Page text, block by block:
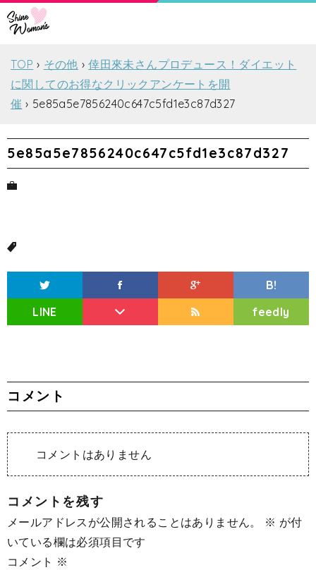
TOP その他
倖田來未さんプロデュース！ダイエット
に関してのお得なクリックアンケートを開
催
5e85a5e7856240c647c5fd1e3c87d327
5e85a5e7856240c647c5fd1e3c87d327
B!
LINE
feedly
コメント
コメントはありません
コメントを残す
メールアドレスが公開されることはありません。 ※ が付
いている欄は必須項目です
コメント ※